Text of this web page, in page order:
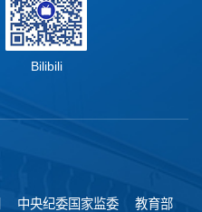
Bilibili
中央纪委国家监委 教育部